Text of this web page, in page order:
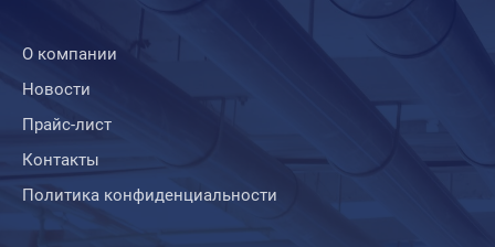
О компании
Новости
Прайс-лист
Контакты
Политика конфиденциальности